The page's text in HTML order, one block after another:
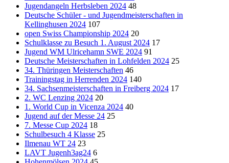
Jugendangeln Herbsleben 2024 48
Deutsche Schüler - und Jugendmeisterschaften in
Kellinghusen 2024 107
open Swiss Championship 2024 20
Schulklasse zu Besuch 1. August 2024 17
Jugend WM Ulricehamn SWE 2024 91
Deutsche Meisterschaften in Lohfelden 2024 25
34. Thüringen Meisterschaften 46
Trainingstag in Herrenden 2024 140
34. Sachsenmeisterschaften in Freiberg 2024 17
2. WC Lenzing 2024 20
1. World Cup in Vicenza 2024 40
Jugend auf der Messe 24 25
7. Messe Cup 2024 18
Schulbesuch 4 Klasse 25
Ilmenau WT 24 23
LAVT Jugenh3ag24 6